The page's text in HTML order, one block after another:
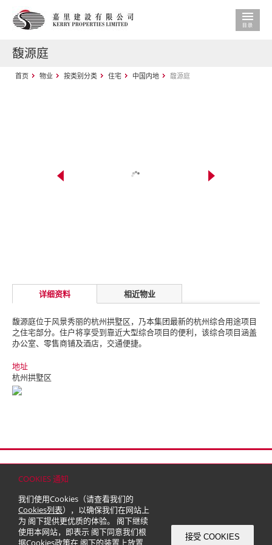
COOKIES 通知
我们使用Cookies（请查看我们的
Cookies列表），以确保我们在网站上
为 阁下提供更优质的体验。 阁下继续
使用本网站，即表示 阁下同意我们根
据Cookies政策在 阁下的装置上放置
接受 COOKIES
馥源庭
首页 物业 按类别分类 住宅 中国内地 馥源庭
详细资料 相近物业
馥源庭位于风景秀丽的杭州拱墅区，乃本集团最新的杭州综合用途项目
之住宅部分。 住户将享受到靠近大型综合项目的便利，该综合项目涵盖
办公室、零售商铺及酒店，交通便捷。
地址
杭州拱墅区
© 2026 嘉里建设有限公司 (于百慕达注册成立之有限公司)